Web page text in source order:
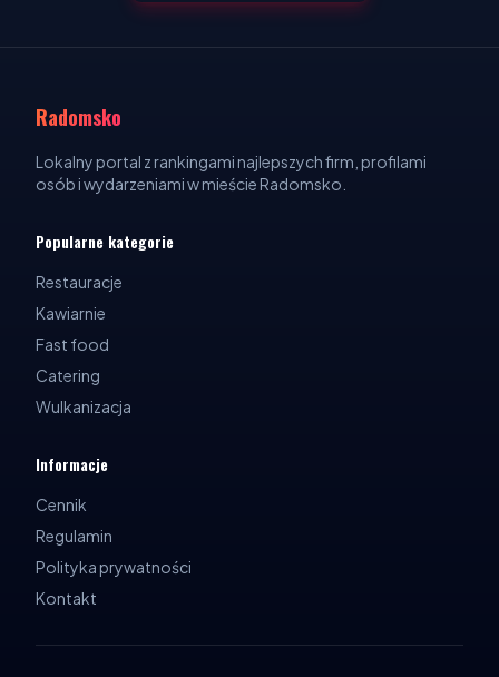
Radomsko
Lokalny portal z rankingami najlepszych firm, profilami
osób i wydarzeniami w mieście Radomsko.
Popularne kategorie
Restauracje
Kawiarnie
Fast food
Catering
Wulkanizacja
Informacje
Cennik
Regulamin
Polityka prywatności
Kontakt